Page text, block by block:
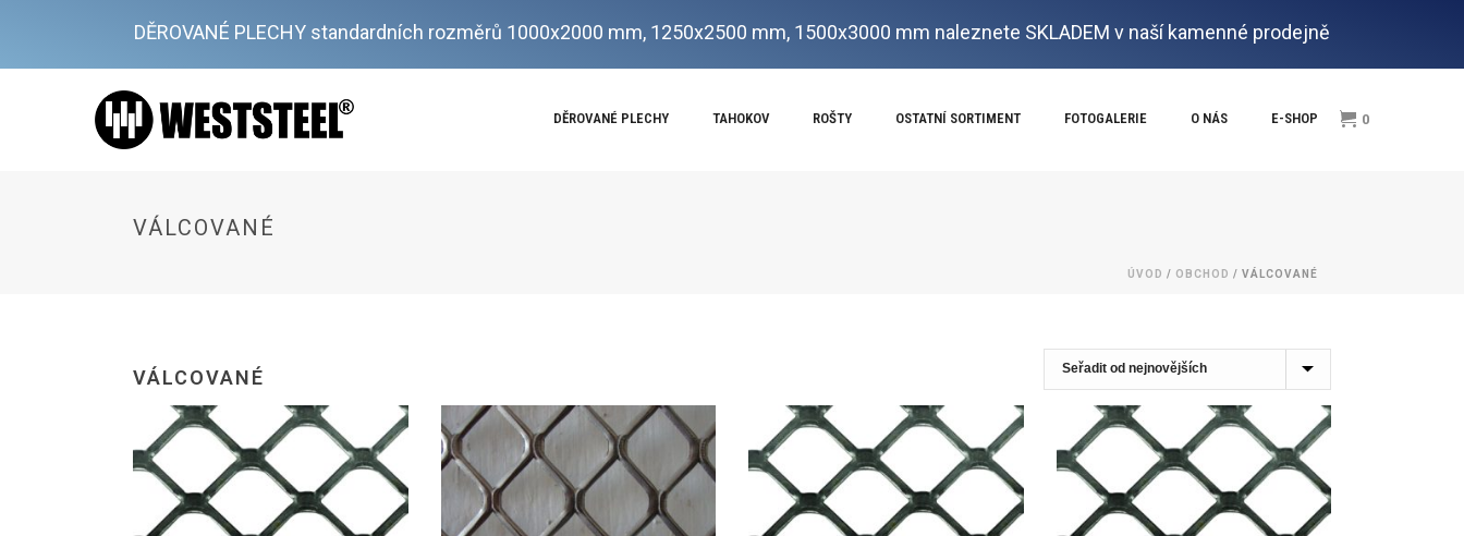
DĚROVANÉ PLECHY standardních rozměrů 1000x2000 mm, 1250x2500 mm, 1500x3000 mm naleznete SKLADEM v naší kamenné prodejně
DĚROVANÉ PLECHY TAHOKOV ROŠTY OSTATNÍ SORTIMENT FOTOGALERIE O NÁS E-SHOP 0
VÁLCOVANÉ
ÚVOD / OBCHOD / VÁLCOVANÉ
VÁLCOVANÉ